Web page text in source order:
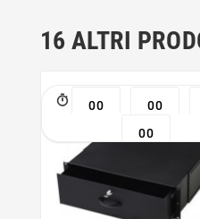
16 ALTRI
00 00
00